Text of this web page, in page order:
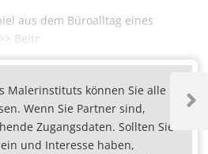
aus dem Büroalltag eines
Beitr
Malerinstituts können Sie alle
Wenn Sie Partner sind,
Zugangsdaten. Sollten Sie
und Interesse haben,